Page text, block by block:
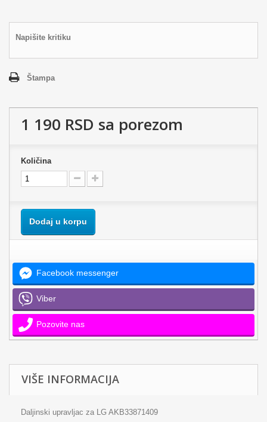
Napišite kritiku
Štampa
1 190 RSD sa porezom
Količina
Dodaj u korpu
Facebook messenger
Viber
Pozovite nas
VIŠE INFORMACIJA
Daljinski upravljac za LG AKB33871409